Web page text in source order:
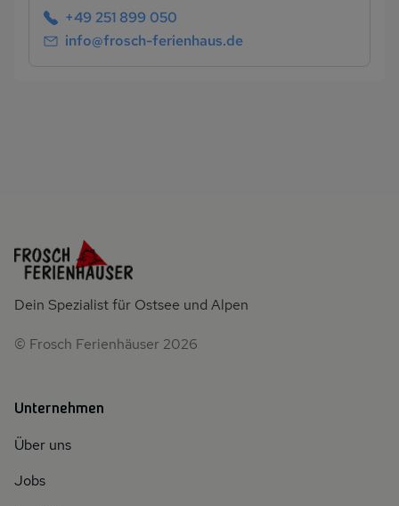
+49 251 899 050
info@frosch-ferienhaus.de
Dein Spezialist für Ostsee und Alpen
© Frosch Ferienhäuser 2026
Unternehmen
Über uns
Jobs